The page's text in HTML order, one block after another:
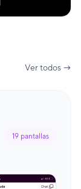
Ver todos →
19 pantallas